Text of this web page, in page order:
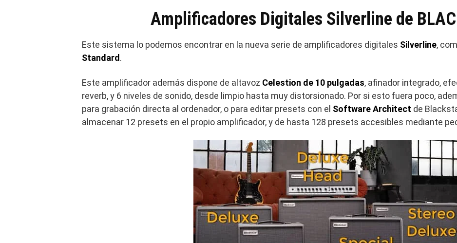
Amplificadores Digitales Silverline de
Este sistema lo podemos encontrar en la nueva serie de amplificadores digitales Silverline,
Standard .
Este amplificador además dispone de altavoz Celestion de 10 pulgadas, afinador integrado,
reverb, y 6 niveles de sonido, desde limpio hasta muy distorsionado. Por si esto fuera poco,
para grabación directa al ordenador, o para editar presets con el Software Architect de
almacenar 12 presets en el propio amplificador, y de hasta 128 presets accesibles mediante